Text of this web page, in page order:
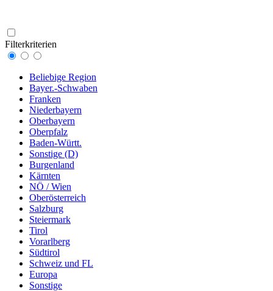
Filterkriterien
Beliebige Region
Bayer.-Schwaben
Franken
Niederbayern
Oberbayern
Oberpfalz
Baden-Württ.
Sonstige (D)
Burgenland
Kärnten
NÖ / Wien
Oberösterreich
Salzburg
Steiermark
Tirol
Vorarlberg
Südtirol
Schweiz und FL
Europa
Sonstige